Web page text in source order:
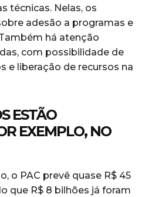
técnicas. Nelas, os
adesão a programas e
há atenção
com possibilidade de
e liberação de recursos na
ESTÃO
EXEMPLO, NO
o PAC prevê quase R$ 45
que R$ 8 bilhões já foram